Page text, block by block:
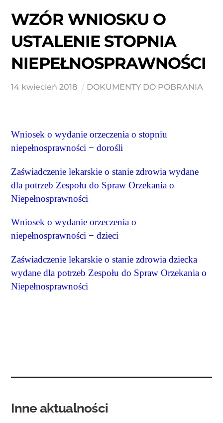
WZÓR WNIOSKU O
USTALENIE STOPNIA
NIEPEŁNOSPRAWNOŚCI
14 kwiecień 2018 DOKUMENTY DO POBRANIA
Wniosek o wydanie orzeczenia o stopniu
niepełnosprawności − dorośli
Zaświadczenie lekarskie o stanie zdrowia wydane
dla potrzeb Zespołu do Spraw Orzekania o
Niepełnosprawności
Wniosek o wydanie orzeczenia o
niepełnosprawności − dzieci
Zaświadczenie lekarskie o stanie zdrowia dziecka
wydane dla potrzeb Zespołu do Spraw Orzekania o
Niepełnosprawności
Inne aktualności